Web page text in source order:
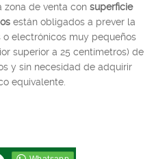
zona de venta con superficie
están obligados a prever la
electrónicos muy pequeños
superior a 25 centímetros) de
y sin necesidad de adquirir
equivalente.